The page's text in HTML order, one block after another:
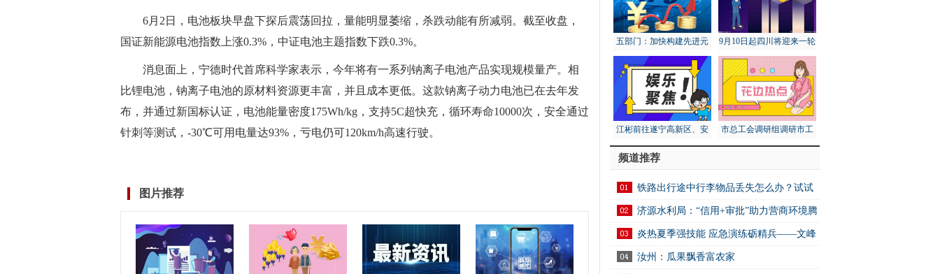
6月2日，电池板块早盘下探后震荡回拉，量能明显萎缩，杀跌动能有所减弱。截至收盘，
国证新能源电池指数上涨0.3%，中证电池主题指数下跌0.3%。
消息面上，宁德时代首席科学家表示，今年将有一系列钠离子电池产品实现规模量产。相
比锂电池，钠离子电池的原材料资源更丰富，并且成本更低。这款钠离子动力电池已在去年发
布，并通过新国标认证，电池能量密度175Wh/kg，支持5C超快充，循环寿命10000次，安全通过
针刺等测试，-30℃可用电量达93%，亏电仍可120km/h高速行驶。
图片推荐
五部门：加快构建先进元
宇宙技术和产业体系
9月10日起四川将迎来一轮
降雨
江彬前往遂宁高新区、安
居区调研第五次全国经济
普查工作
市总工会调研组调研市工
人文化宫项目建设安全工
频道推荐
铁路出行途中行李物品丢失怎么办？试试
用12306App找回
济源水利局：“信用+审批”助力营商环境腾
炎热夏季强技能 应急演练砺精兵——文峰
区万达商业服务中心开展消防应急演练活动
汝州：瓜果飘香富农家